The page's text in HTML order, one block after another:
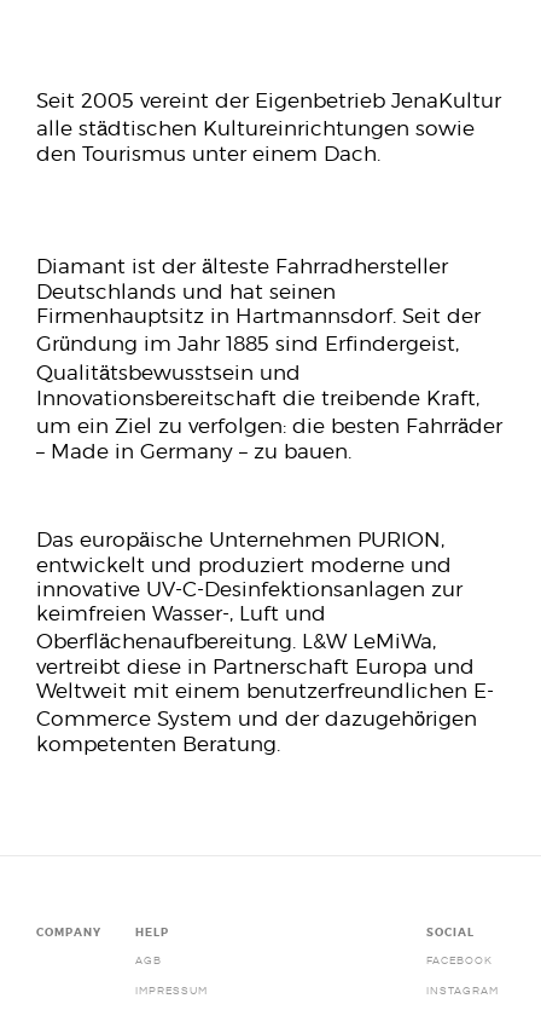
Seit 2005 vereint der Eigenbetrieb JenaKultur
alle städtischen Kultureinrichtungen sowie
den Tourismus unter einem Dach.
Diamant ist der älteste Fahrradhersteller
Deutschlands und hat seinen
Firmenhauptsitz in Hartmannsdorf. Seit der
Gründung im Jahr 1885 sind Erfindergeist,
Qualitätsbewusstsein und
Innovationsbereitschaft die treibende Kraft,
um ein Ziel zu verfolgen: die besten Fahrräder
– Made in Germany – zu bauen.
Das europäische Unternehmen PURION,
entwickelt und produziert moderne und
innovative UV-C-Desinfektionsanlagen zur
keimfreien Wasser-, Luft und
Oberflächenaufbereitung. L&W LeMiWa,
vertreibt diese in Partnerschaft Europa und
Weltweit mit einem benutzerfreundlichen E-
Commerce System und der dazugehörigen
kompetenten Beratung.
COMPANY HELP
AGB
IMPRESSUM
SOCIAL
FACEBOOK
INSTAGRAM